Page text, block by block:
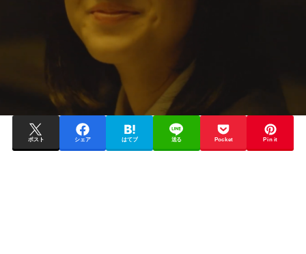
ポスト シェア はてブ 送る Pocket Pin it